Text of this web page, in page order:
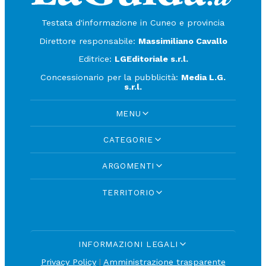
Testata d'informazione in Cuneo e provincia
Direttore responsabile: Massimiliano Cavallo
Editrice: LGEditoriale s.r.l.
Concessionario per la pubblicità: Media L.G.
s.r.l.
MENU
CATEGORIE
ARGOMENTI
TERRITORIO
INFORMAZIONI LEGALI
Privacy Policy| Amministrazione trasparente